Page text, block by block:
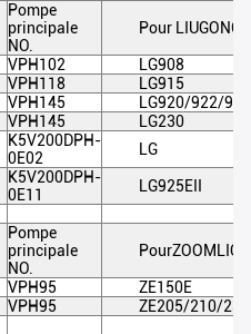
Pompe
principale
NO.
Pour LIUGONG
VPH102
LG908
VPH118
LG915
VPH145
LG920/922/
VPH145
LG230
K5V200DPH-
0E02
LG
K5V200DPH-
0E11
LG925EII
Pompe
principale
NO.
PourZOOMLION
VPH95
ZE150E
VPH95 ZE205/210/